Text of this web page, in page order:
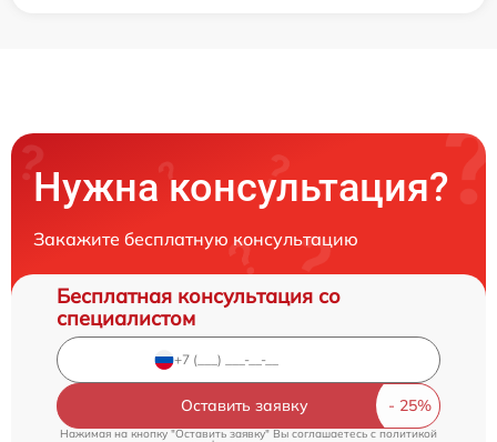
Нужна консультация?
Закажите бесплатную консультацию
Бесплатная консультация со
специалистом
Оставить заявку
Нажимая на кнопку "Оставить заявку" Вы соглашаетесь cполитикой